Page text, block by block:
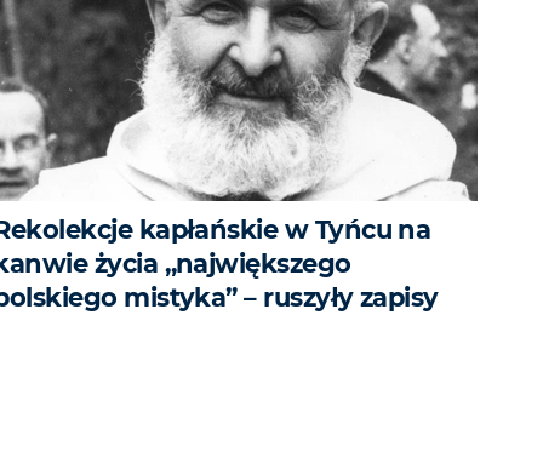
kapłańskie w Tyńcu na
życia „największego
mistyka” – ruszyły zapisy